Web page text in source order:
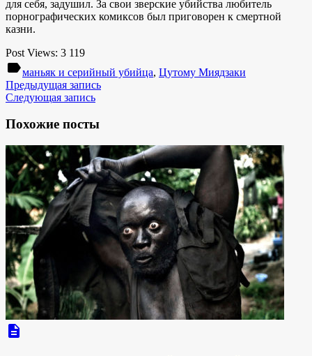
для себя, задушил. За свои зверские убийства любитель
порнографических комиксов был приговорен к смертной
казни.
Post Views: 3 119
labelманьяк и серийный убийца, Цутому Миядзаки
Предыдущая запись
Следующая запись
Похожие посты
description